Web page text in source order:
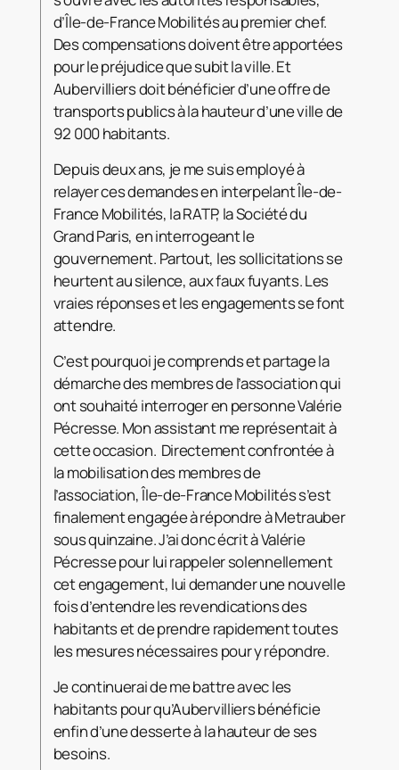
d’Île-de-France Mobilités au premier chef.
Des compensations doivent être apportées
pour le préjudice que subit la ville. Et
Aubervilliers doit bénéficier d’une offre de
transports publics à la hauteur d’une ville de
92 000 habitants.
Depuis deux ans, je me suis employé à
relayer ces demandes en interpelant Île-de-
France Mobilités, la RATP, la Société du
Grand Paris, en interrogeant le
gouvernement. Partout, les sollicitations se
heurtent au silence, aux faux fuyants. Les
vraies réponses et les engagements se font
attendre.
C’est pourquoi je comprends et partage la
démarche des membres de l’association qui
ont souhaité interroger en personne Valérie
Pécresse. Mon assistant me représentait à
cette occasion. Directement confrontée à
la mobilisation des membres de
l’association, Île-de-France Mobilités s’est
finalement engagée à répondre à Metrauber
sous quinzaine. J’ai donc écrit à Valérie
Pécresse pour lui rappeler solennellement
cet engagement, lui demander une nouvelle
fois d’entendre les revendications des
habitants et de prendre rapidement toutes
les mesures nécessaires pour y répondre.
Je continuerai de me battre avec les
habitants pour qu’Aubervilliers bénéficie
enfin d’une desserte à la hauteur de ses
besoins.